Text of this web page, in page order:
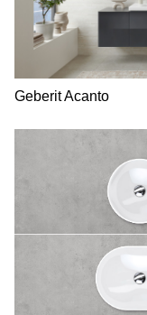
Geberit Acanto